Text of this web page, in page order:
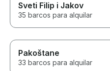
Sveti Filip i Jakov
35 barcos para alquilar
Pakoštane
33 barcos para alquilar